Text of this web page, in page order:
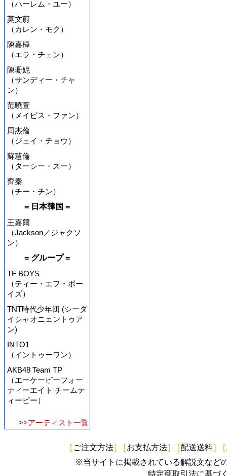
（ハーレム・ユー）
莫文蔚
（カレン・モク）
陳嘉樺
（エラ・チェン）
陳珊妮
（サンディー・チャ
ン）
范曉萱
（メイビス・ファン）
周杰倫
（ジェイ・チョウ）
蘇慧倫
（ターシー・スー）
齊秦
（チー・チン）
= 日本韓国 =
王嘉爾
（Jackson／ジャクソ
ン）
= グループ =
TF BOYS
（ティー・エフ・ボー
イズ）
TNT時代少年団 (シーダ
イシャオニェントゥア
ン)
INTO1
（イントゥーワン）
AKB48 Team TP
（エーケービーフォー
ティーエイト チームテ
ィーピー）
>>アーティスト一覧
[ ご注文方法] [お支払方法] [配送送料] [
※当サイトに掲載されている解説文など
特定商取引法に基づ